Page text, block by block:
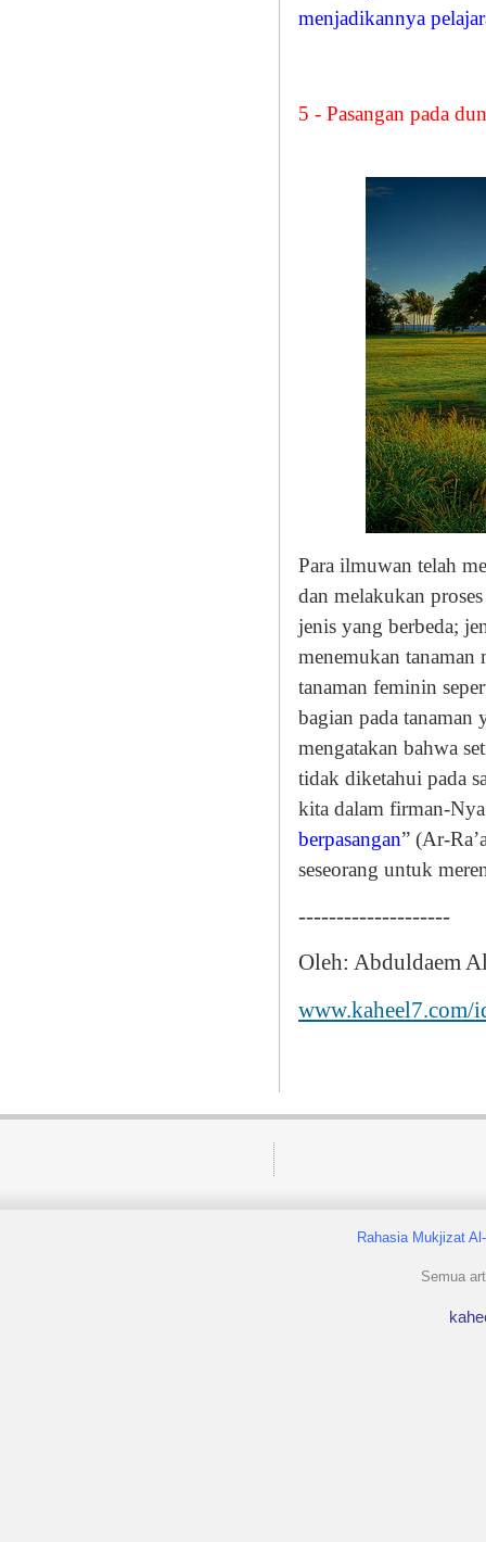
menjadikannya
5 - Pasangan pada
Para ilmuwan telah
dan melakukan
jenis yang berbeda;
menemukan
tanaman feminin
bagian pada tanaman
mengatakan bahwa
tidak diketahui pada
kita dalam firman-
berpasangan” (Ar-
seseorang untuk
--------------------
Oleh: Abduldaem
www.kaheel7.com/
Rahasia Mukjizat
Semua